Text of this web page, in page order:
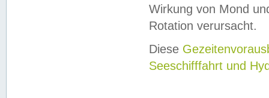
Wirkung von Mond
Rotation verursacht.
Diese
Seeschifffahrt und